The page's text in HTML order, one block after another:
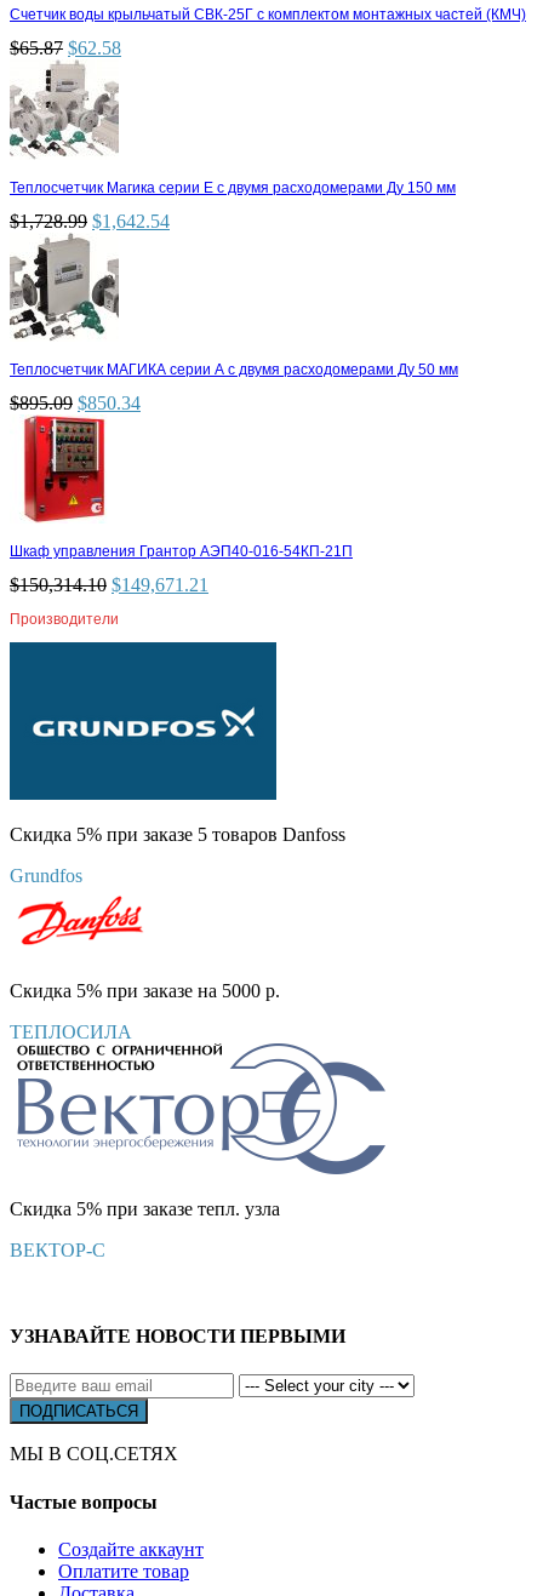
Счетчик воды крыльчатый СВК-25Г с комплектом монтажных частей (КМЧ)
$65.87 $62.58
Теплосчетчик Магика серии Е с двумя расходомерами Ду 150 мм
$1,728.99 $1,642.54
Теплосчетчик МАГИКА серии А с двумя расходомерами Ду 50 мм
$895.09 $850.34
Шкаф управления Грантор АЭП40-016-54КП-21П
$150,314.10 $149,671.21
Производители
Скидка 5% при заказе 5 товаров Danfoss
Grundfos
Скидка 5% при заказе на 5000 р.
ТЕПЛОСИЛА
Скидка 5% при заказе тепл. узла
ВЕКТОР-С
УЗНАВАЙТЕ НОВОСТИ ПЕРВЫМИ
МЫ В СОЦ.СЕТЯХ
Частые вопросы
Создайте аккаунт
Оплатите товар